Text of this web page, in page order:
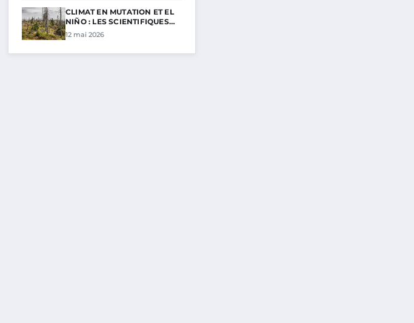
CLIMAT EN MUTATION ET EL
NIÑO : LES SCIENTIFIQUES…
12 mai 2026